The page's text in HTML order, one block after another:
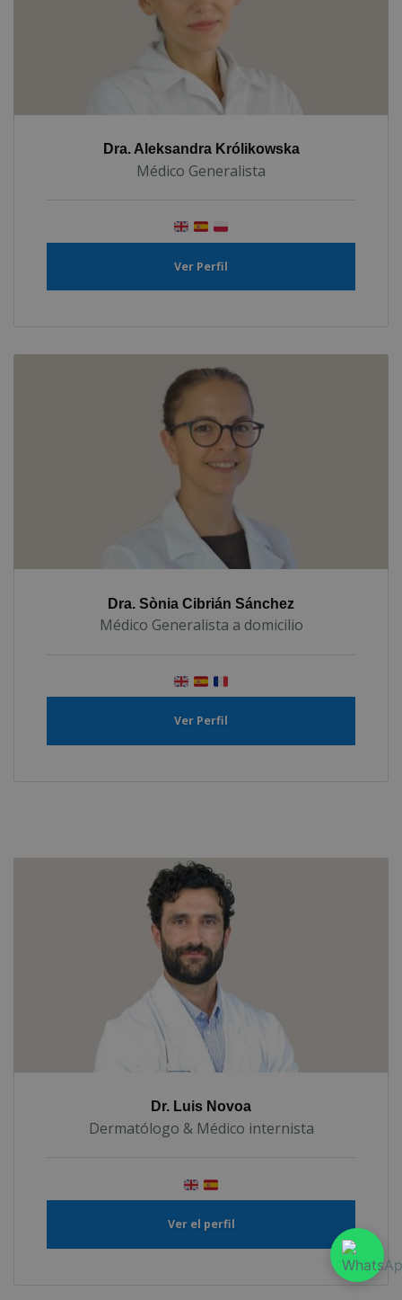
Dra. Aleksandra Królikowska
Médico Generalista
Ver Perfil
Dra. Sònia Cibrián Sánchez
Médico Generalista a domicilio
Ver Perfil
Dr. Luis Novoa
Dermatólogo & Médico internista
Ver el perfil